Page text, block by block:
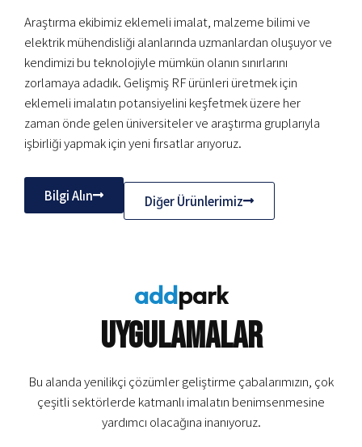
Araştırma ekibimiz eklemeli imalat, malzeme bilimi ve
elektrik mühendisliği alanlarında uzmanlardan oluşuyor ve
kendimizi bu teknolojiyle mümkün olanın sınırlarını
zorlamaya adadık. Gelişmiş RF ürünleri üretmek için
eklemeli imalatın potansiyelini keşfetmek üzere her
zaman önde gelen üniversiteler ve araştırma gruplarıyla
işbirliği yapmak için yeni fırsatlar arıyoruz.
Bilgi Alın Diğer Ürünlerimiz
addpark
Uygulamalar
Bu alanda yenilikçi çözümler geliştirme çabalarımızın, çok
çeşitli sektörlerde katmanlı imalatın benimsenmesine
yardımcı olacağına inanıyoruz.